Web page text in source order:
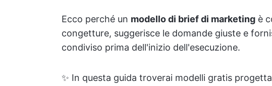
Ecco perché un modello di brief di marketing è
congetture, suggerisce le domande giuste e
condiviso prima dell'inizio dell'esecuzione.
✨ In questa guida troverai modelli gratis